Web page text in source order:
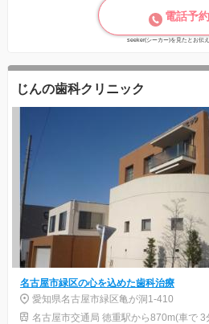
電話予約
seeker(シーカー)を見たとお伝
じんの歯科クリニック
名古屋市緑区の心を込めた歯科治療
愛知県名古屋市緑区亀が洞1-410
名古屋市交通局 徳重駅から870m(車で 3